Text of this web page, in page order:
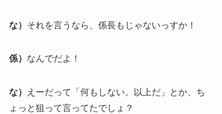
な） それを言うなら、係長もじゃないっすか！
係） なんでだよ！
な）
えーだって「何もしない。以上だ」とか、ち
ょっと狙って言ってたでしょ？